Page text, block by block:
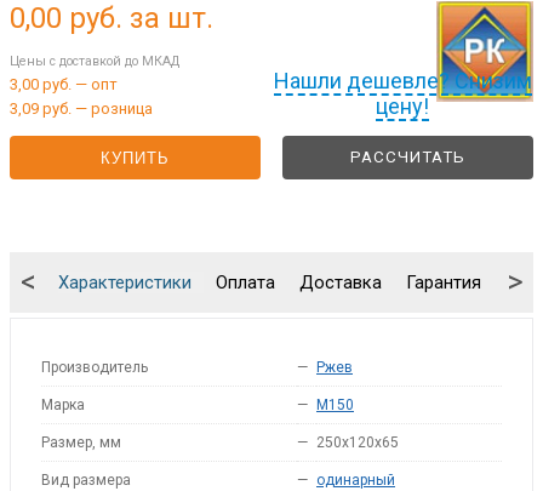
Нашли дешевле? Снизим
цену!
0,00 руб. за шт.
Цены с доставкой до МКАД
3,00 руб. — опт
3,09 руб. — розница
КУПИТЬ РАССЧИТАТЬ
Характеристики Оплата Доставка Гарантия
< >
Производитель — Ржев
Марка — M150
Размер, мм — 250x120x65
Вид размера — одинарный